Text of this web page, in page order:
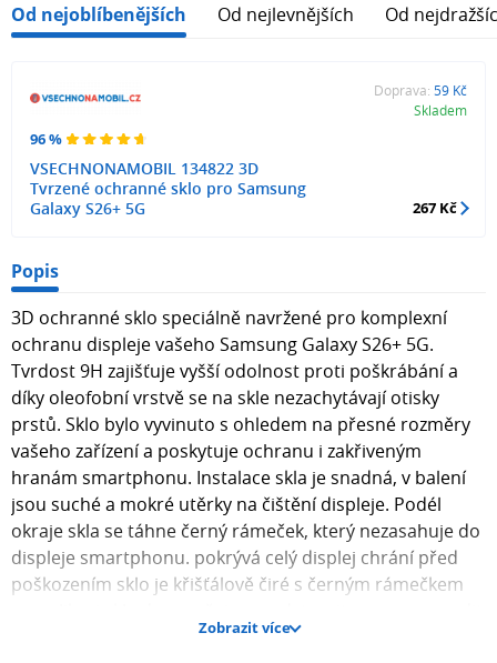
Od nejoblíbenějších Od nejlevnějších Od
96 %
VSECHNONAMOBIL 134822 3D
Tvrzené ochranné sklo pro Samsung
Galaxy S26+ 5G
Doprava: 59 Kč
Skladem
267 Kč
Popis
3D ochranné sklo speciálně navržené pro komplexní
ochranu displeje vašeho Samsung Galaxy S26+ 5G.
Tvrdost 9H zajišťuje vyšší odolnost proti poškrábání a
díky oleofobní vrstvě se na skle nezachytávají otisky
prstů. Sklo bylo vyvinuto s ohledem na přesné rozměry
vašeho zařízení a poskytuje ochranu i zakřiveným
hranám smartphonu. Instalace skla je snadná, v balení
jsou suché a mokré utěrky na čištění displeje. Podél
okraje skla se táhne černý rámeček, který nezasahuje do
displeje smartphonu. pokrývá celý displej chrání před
poškozením sklo je křišťálově čiré s černým rámečkem
otisky prstů určené pro Samsung Galaxy S26+ 5G JAK
Zobrazit více